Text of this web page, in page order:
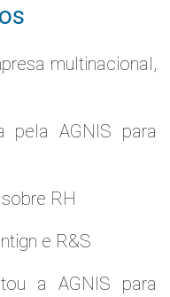
multinacional,
pela AGNIS para
RH
e R&S
a AGNIS para